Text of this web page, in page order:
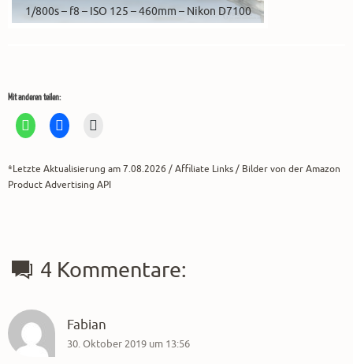
1/800s – f8 – ISO 125 – 460mm – Nikon D7100
Mit anderen teilen:
*Letzte Aktualisierung am 7.08.2026 / Affiliate Links / Bilder von der Amazon
Product Advertising API
4 Kommentare:
Fabian
30. Oktober 2019 um 13:56